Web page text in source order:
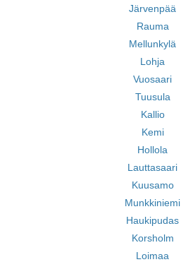
Järvenpää
Rauma
Mellunkylä
Lohja
Vuosaari
Tuusula
Kallio
Kemi
Hollola
Lauttasaari
Kuusamo
Munkkiniemi
Haukipudas
Korsholm
Loimaa